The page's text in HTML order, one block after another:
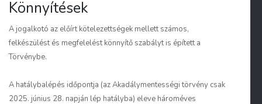
Könnyítések
A jogalkotó az előírt kötelezettségek mellett számos,
felkészülést és megfelelést könnyítő szabályt is épített a
Törvénybe.
A hatálybalépés időpontja (az Akadálymentességi törvény csak
2025. június 28. napján lép hatályba) eleve hároméves